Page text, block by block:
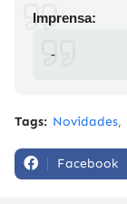
Imprensa:
-
Tags: Novidades
Facebook